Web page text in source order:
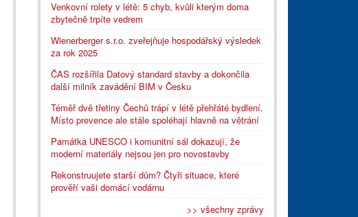
Venkovní rolety v létě: 5 chyb, kvůli kterým doma
zbytečně trpíte vedrem
Wienerberger s.r.o. zveřejňuje hospodářský výsledek
za rok 2025
ČAS rozšířila Datový standard stavby a dokončila
další milník zavádění BIM v Česku
Téměř dvě třetiny Čechů trápí v létě přehřáté bydlení.
Místo prevence ale stále spoléhají hlavně na větrání
Památka UNESCO i komunitní sál dokazují, že
moderní materiály nejsou jen pro novostavby
Rekonstruujete starší dům? Čtyři situace, které
prověří vaši domácí vodárnu
>> všechny zprávy